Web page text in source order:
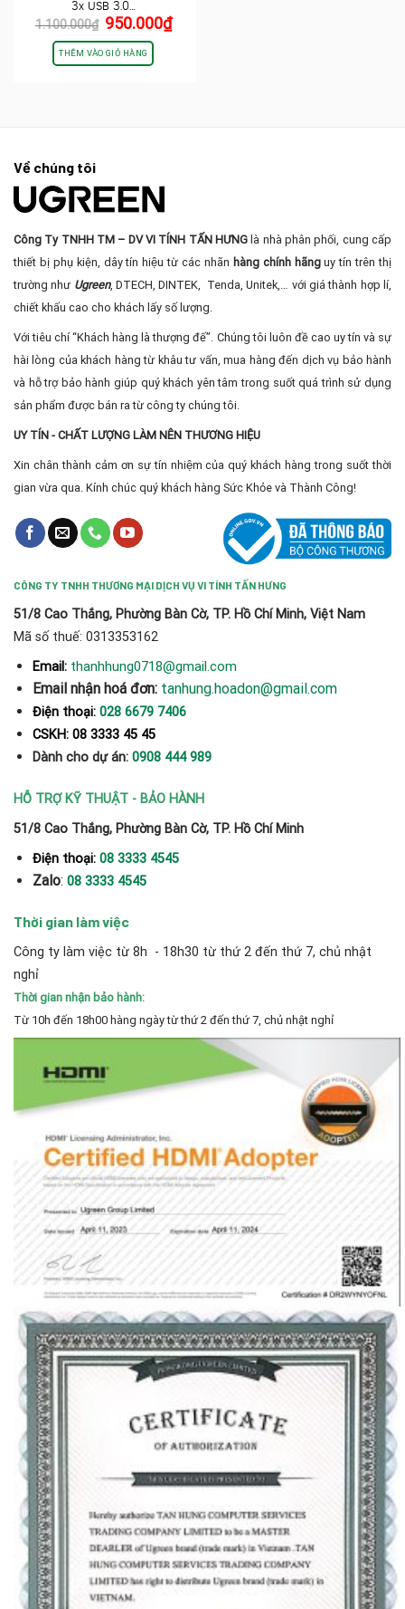
3x USB 3.0…
1.100.000₫ Giá
gốc
là:
1.100.000₫.
950.000₫Giá
THÊM VÀO GIỎ HÀNG
Về chúng tôi
Công Ty TNHH TM – DV VI TÍNH TẤN HƯNG là nhà phân phối, cung cấp
thiết bị phụ kiện, dây tín hiệu từ các nhãn hàng chính hãnguy tín trên thị
trường như Ugreen, DTECH, DINTEK, Tenda, Unitek,… với giá thành hợp lí,
chiết khấu cao cho khách lấy số lượng.
Với tiêu chí “Khách hàng là thượng đế”. Chúng tôi luôn đề cao uy tín và sự
hài lòng của khách hàng từ khâu tư vấn, mua hàng đến dịch vụ bảo hành
và hỗ trợ bảo hành giúp quý khách yên tâm trong suốt quá trình sử dụng
sản phẩm được bán ra từ công ty chúng tôi.
UY TÍN - CHẤT LƯỢNG LÀM NÊN THƯƠNG HIỆU
Xin chân thành cảm ơn sự tín nhiệm của quý khách hàng trong suốt thời
gian vừa qua. Kính chúc quý khách hàng Sức Khỏe và Thành Công!
CÔNG TY TNHH THƯƠNG MẠI DỊCH VỤ VI TÍNH TẤN HƯNG
51/8 Cao Thắng, Phường Bàn Cờ, TP. Hồ Chí Minh, Việt Nam
Mã số thuế: 0313353162
Email: thanhhung0718@gmail.com
Email nhận hoá đơn: tanhung.hoadon@gmail.com
Điện thoại: 028 6679 7406
CSKH: 08 3333 45 45
Dành cho dự án: 0908 444 989
HỖ TRỢ KỸ THUẬT - BẢO HÀNH
51/8 Cao Thắng, Phường Bàn Cờ, TP. Hồ Chí Minh
Điện thoại: 08 3333 4545
Zalo: 08 3333 4545
Thời gian làm việc
Công ty làm việc từ 8h - 18h30 từ thứ 2 đến thứ 7, chủ nhật
nghỉ
Thời gian nhận bảo hành:
Từ 10h đến 18h00 hàng ngày từ thứ 2 đến thứ 7, chủ nhật nghỉ